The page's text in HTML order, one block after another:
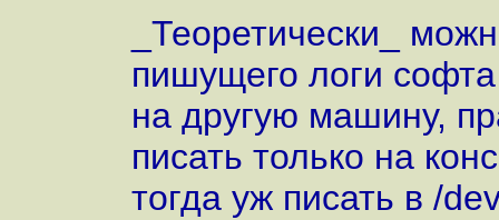
_Теоретически_
пишущего логи
на другую машину,
писать только на
тогда уж писать в /